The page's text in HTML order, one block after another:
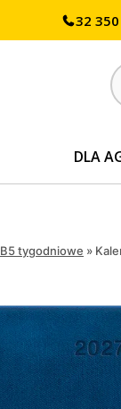
32
DLA
B5 tygodniowe »